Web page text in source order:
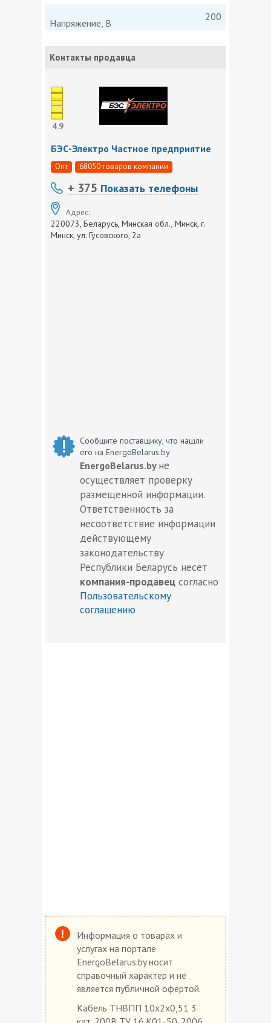
Напряжение, В
200
Контакты продавца
4.9
БЭС-Электро Частное предприятие
Опт 68050 товаров компании
+ 375 Показать телефоны
Адрес:
220073, Беларусь, Минская обл., Минск, г.
Минск, ул. Гусовского, 2а
Сообщите поставщику, что нашли
его на EnergoBelarus.by
EnergoBelarus.by не
осуществляет проверку
размещенной информации.
Ответственность за
несоответствие информации
действующему
законодательству
Республики Беларусь несет
компания-продавец согласно
Пользовательскому
соглашению
Информация о товарах и
услугах на портале
EnergoBelarus.by носит
справочный характер и не
является публичной офертой.
Кабель ТНВПП 10х2х0,51 3